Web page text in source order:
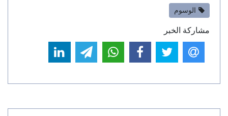
الوسوم
مشاركة الخبر